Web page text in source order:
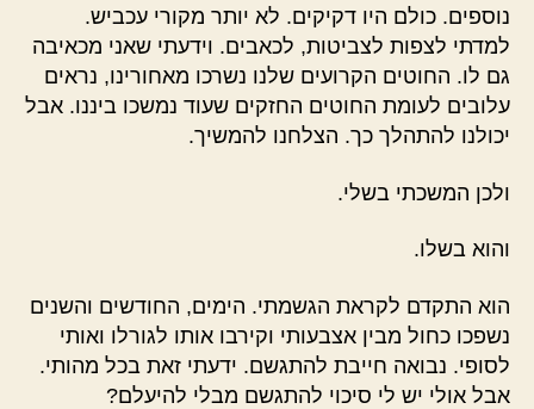
נוספים. כולם היו דקיקים. לא יותר מקורי עכביש.
למדתי לצפות לצביטות, לכאבים. וידעתי שאני מכאיבה
גם לו. החוטים הקרועים שלנו נשרכו מאחורינו, נראים
עלובים לעומת החוטים החזקים שעוד נמשכו ביננו. אבל
יכולנו להתהלך כך. הצלחנו להמשיך.
ולכן המשכתי בשלי.
והוא בשלו.
הוא התקדם לקראת הגשמתי. הימים, החודשים והשנים
נשפכו כחול מבין אצבעותי וקירבו אותו לגורלו ואותי
לסופי. נבואה חייבת להתגשם. ידעתי זאת בכל מהותי.
אבל אולי יש לי סיכוי להתגשם מבלי להיעלם?